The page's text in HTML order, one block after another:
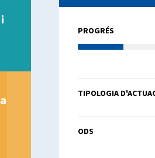
PROGRÉS
TIPOLOGIA
ODS